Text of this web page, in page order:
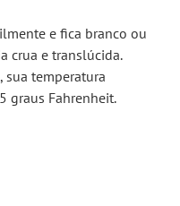
e fica branco ou
crua e translúcida.
temperatura
graus Fahrenheit.